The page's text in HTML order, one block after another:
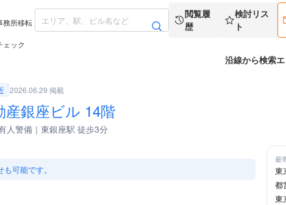
務所移転
ェック
閲覧履
歴
検討リス
ト
沿線から検索
2026.06.29 掲載
銀座ビル 14階
人警備｜東銀座駅 徒歩3分
可能です。
最
東
都
東